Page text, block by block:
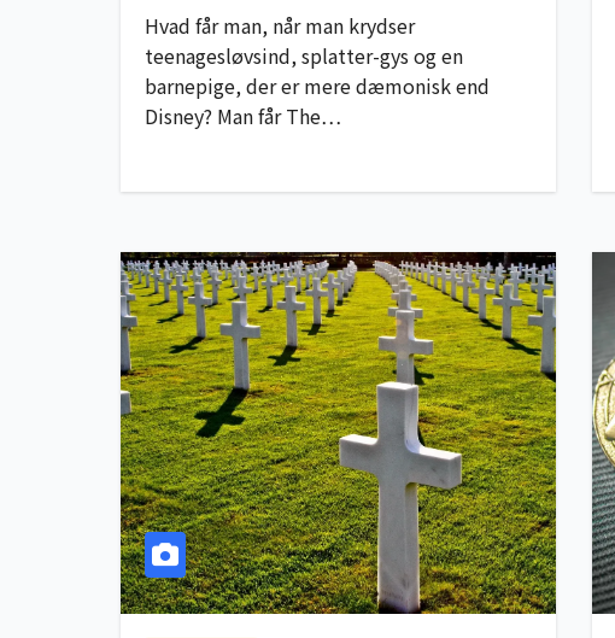
Hvad får man, når man krydser
teenagesløvsind, splatter-gys og en
barnepige, der er mere dæmonisk end
Disney? Man får The…